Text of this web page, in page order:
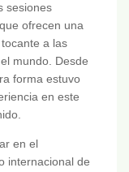
sesiones
ofrecen una
a las
mundo. Desde
forma estuvo
en este
en el
internacional de